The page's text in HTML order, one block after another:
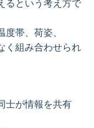
るという考え方で
帯、荷姿、
く組み合わせられ
士が情報を共有